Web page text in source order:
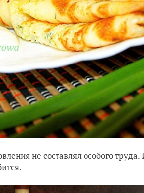
не составлял особого